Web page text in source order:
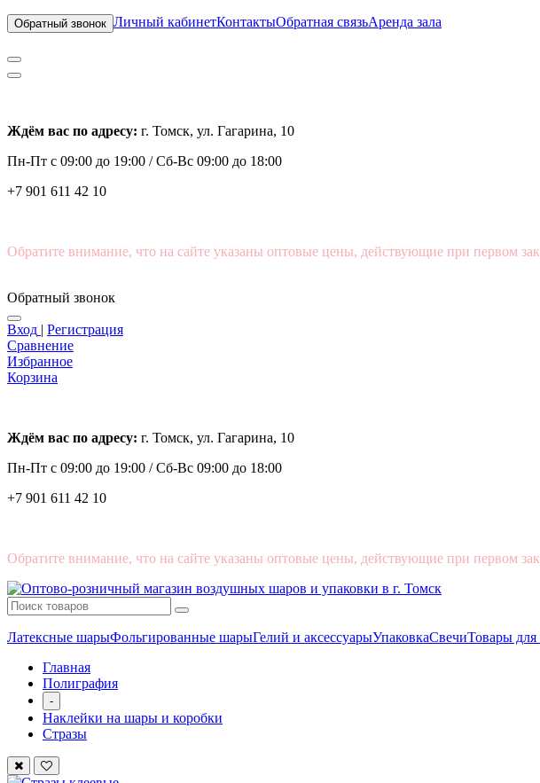
Обратный звонок Личный кабинетКонтактыОбратная связьАренда зала
Ждём вас по адресу: г. Томск, ул. Гагарина, 10
Пн-Пт с 09:00 до 19:00 /Сб-Вс 09:00 до 18:00
+7 901 611 42 10
Обратите внимание, что на сайте указаны оптовые цены, действующие при первом
Обратный звонок
Вход | Регистрация
Сравнение
Избранное
Корзина
Ждём вас по адресу: г. Томск, ул. Гагарина, 10
Пн-Пт с 09:00 до 19:00 /Сб-Вс 09:00 до 18:00
+7 901 611 42 10
Обратите внимание, что на сайте указаны оптовые цены, действующие при первом
Латексные шарыФольгированные шарыГелий и аксессуарыУпаковкаСвечиТовары для
Главная
Полиграфия
-
Наклейки на шары и коробки
Стразы